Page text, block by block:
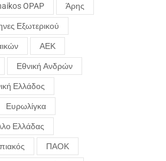
OPAP Άρης
Εξωτερικού
ΑΕΚ
Εθνική Ανδρών
Ελλάδος
Ευρωλίγκα
Ελλάδας
ΠΑΟΚ